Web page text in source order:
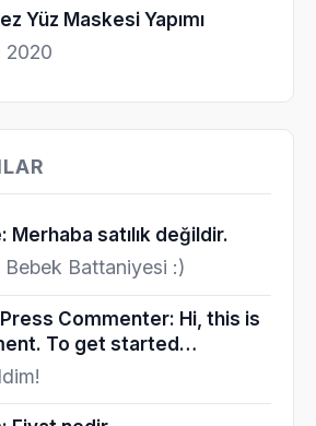
Yüz Maskesi Yapımı
2020
Merhaba satılık değildir.
Bebek Battaniyesi :)
Commenter: Hi, this is
To get started…